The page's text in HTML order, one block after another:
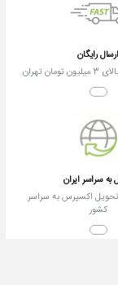
ارسال رایگان
تهران
به سراسر ایران
اکسپرس به سراسر
کشور